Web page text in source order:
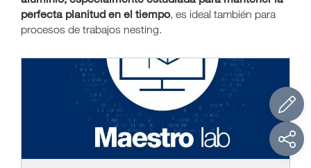
perfecta planitud en el tiempo, es ideal también para
procesos de trabajos nesting.